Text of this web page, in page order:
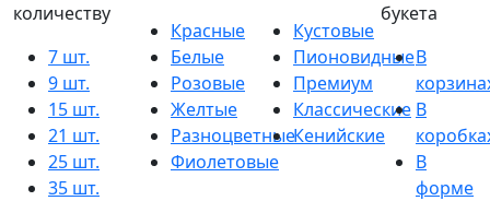
количеству
7 шт.
9 шт.
15 шт.
21 шт.
25 шт.
35 шт.
Красные
Белые
Розовые
Желтые
Разноцветные
Фиолетовые
Кустовые
Пионовидные
Премиум
Классические
Кенийские
букета
В
В
В
форме